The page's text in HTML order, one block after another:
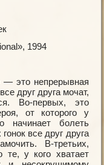
1994
— это непрерывная
друг друга мочат,
Во-первых, это
от которого у
начинает болеть
все друг друга
В-третьих,
те, у кого хватает